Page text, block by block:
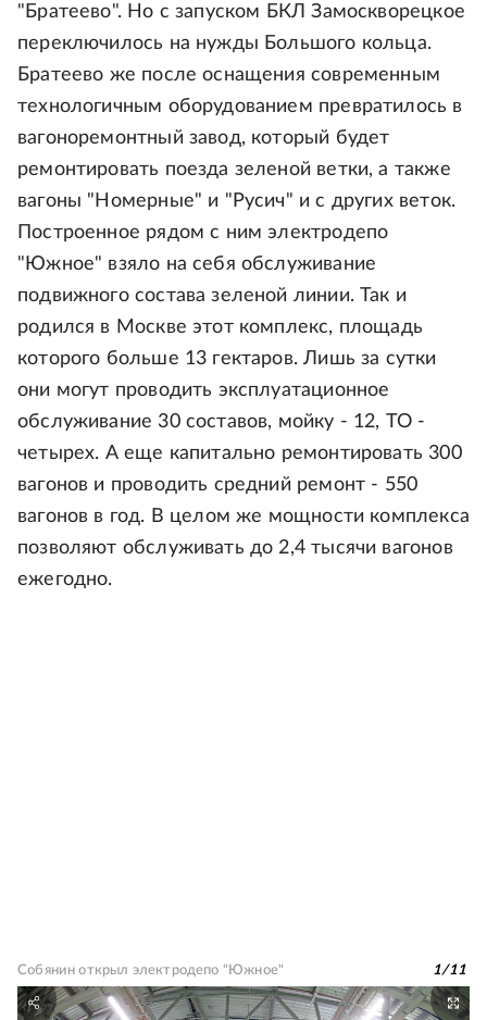
"Братеево". Но с запуском БКЛ Замоскворецкое
переключилось на нужды Большого кольца.
Братеево же после оснащения современным
технологичным оборудованием превратилось в
вагоноремонтный завод, который будет
ремонтировать поезда зеленой ветки, а также
вагоны "Номерные" и "Русич" и с других веток.
Построенное рядом с ним электродепо
"Южное" взяло на себя обслуживание
подвижного состава зеленой линии. Так и
родился в Москве этот комплекс, площадь
которого больше 13 гектаров. Лишь за сутки
они могут проводить эксплуатационное
обслуживание 30 составов, мойку - 12, ТО -
четырех. А еще капитально ремонтировать 300
вагонов и проводить средний ремонт - 550
вагонов в год. В целом же мощности комплекса
позволяют обслуживать до 2,4 тысячи вагонов
ежегодно.
Собянин открыл электродепо "Южное" 1/11